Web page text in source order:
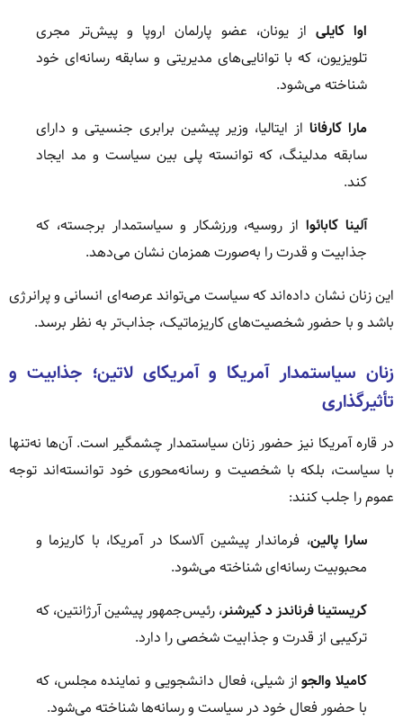
اوا کایلی از یونان، عضو پارلمان اروپا و پیش‌تر مجری
تلویزیون، که با توانایی‌های مدیریتی و سابقه رسانه‌ای خود
شناخته می‌شود.
مارا کارفانا از ایتالیا، وزیر پیشین برابری جنسیتی و دارای
سابقه مدلینگ، که توانسته پلی بین سیاست و مد ایجاد
کند.
آلینا کابائوااز روسیه، ورزشکار و سیاستمدار برجسته، که
جذابیت و قدرت را به‌صورت همزمان نشان می‌دهد.
این زنان نشان داده‌اند که سیاست می‌تواند عرصه‌ای انسانی و پرانرژی
باشد و با حضور شخصیت‌های کاریزماتیک، جذاب‌تر به نظر برسد.
زنان سیاستمدار آمریکا و آمریکای لاتین؛ جذابیت و
تأثیرگذاری
در قاره آمریکا نیز حضور زنان سیاستمدار چشمگیر است. آن‌ها نه‌تنها
با سیاست، بلکه با شخصیت و رسانه‌محوری خود توانسته‌اند توجه
عموم را جلب کنند:
سارا پالین، فرماندار پیشین آلاسکا در آمریکا، با کاریزما و
محبوبیت رسانه‌ای شناخته می‌شود.
کریستینا فرناندز د کیرشنر، رئیس‌جمهور پیشین آرژانتین، که
ترکیبی از قدرت و جذابیت شخصی را دارد.
کامیلا والجواز شیلی، فعال دانشجویی و نماینده مجلس، که
با حضور فعال خود در سیاست و رسانه‌ها شناخته می‌شود.